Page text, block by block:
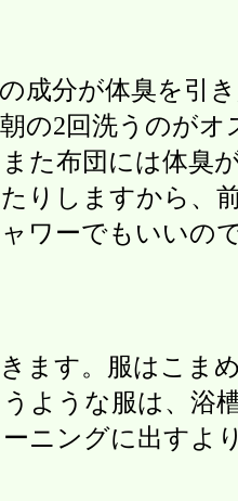
成分が体臭を引
の2回洗うのが
た布団には体臭
りしますから、
ワーでもいいの
ます。服はこま
ような服は、浴
ニングに出すよ